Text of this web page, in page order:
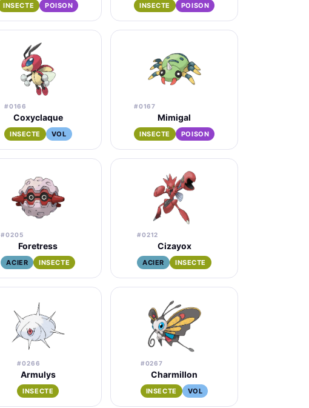
INSECTE POISON INSECTE POISON
#0166
Coxyclaque
INSECTE VOL
#0167
Mimigal
INSECTE POISON
#0205
Foretress
ACIER INSECTE
#0212
Cizayox
ACIER INSECTE
#0266
Armulys
INSECTE
#0267
Charmillon
INSECTE VOL